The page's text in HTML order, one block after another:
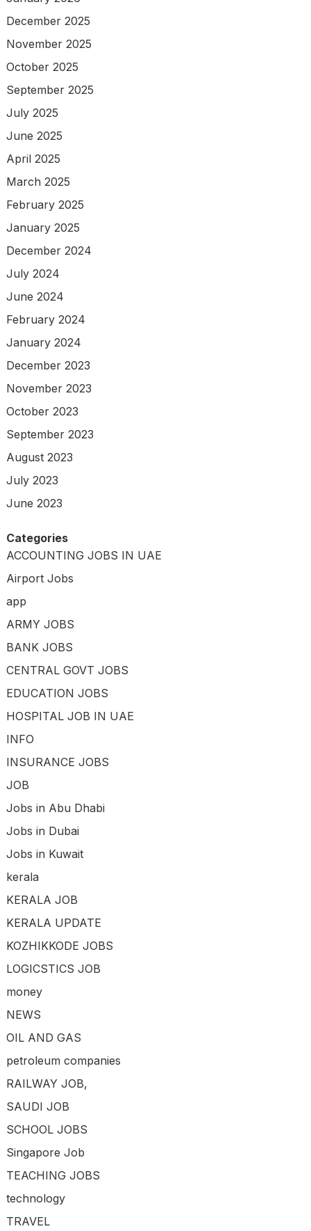
December 2025
November 2025
October 2025
September 2025
July 2025
June 2025
April 2025
March 2025
February 2025
January 2025
December 2024
July 2024
June 2024
February 2024
January 2024
December 2023
November 2023
October 2023
September 2023
August 2023
July 2023
June 2023
Categories
ACCOUNTING JOBS IN UAE
Airport Jobs
app
ARMY JOBS
BANK JOBS
CENTRAL GOVT JOBS
EDUCATION JOBS
HOSPITAL JOB IN UAE
INFO
INSURANCE JOBS
JOB
Jobs in Abu Dhabi
Jobs in Dubai
Jobs in Kuwait
kerala
KERALA JOB
KERALA UPDATE
KOZHIKKODE JOBS
LOGICSTICS JOB
money
NEWS
OIL AND GAS
petroleum companies
RAILWAY JOB,
SAUDI JOB
SCHOOL JOBS
Singapore Job
TEACHING JOBS
technology
TRAVEL